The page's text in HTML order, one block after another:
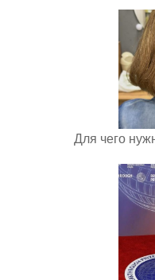
Для чего